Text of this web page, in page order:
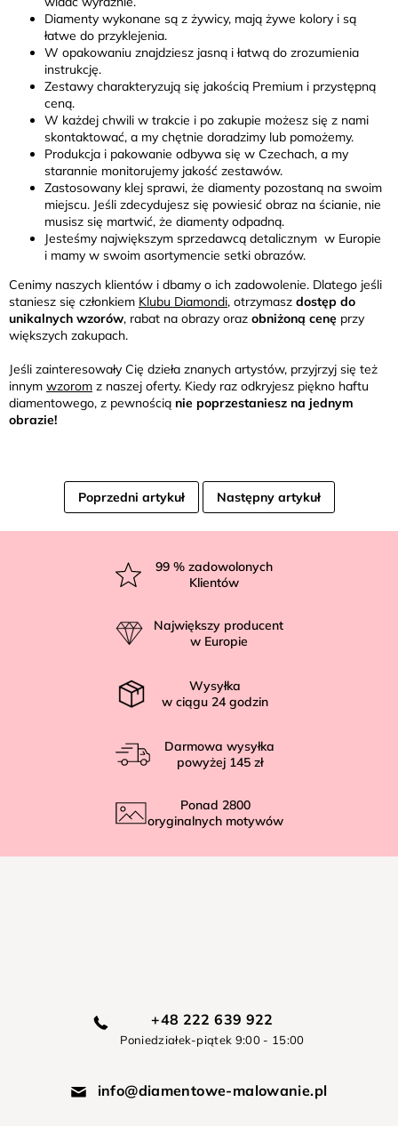
Diamenty wykonane są z żywicy, mają żywe kolory i są
łatwe do przyklejenia.
W opakowaniu znajdziesz jasną i łatwą do zrozumienia
instrukcję.
Zestawy charakteryzują się jakością Premium i przystępną
ceną.
W każdej chwili w trakcie i po zakupie możesz się z nami
skontaktować, a my chętnie doradzimy lub pomożemy.
Produkcja i pakowanie odbywa się w Czechach, a my
starannie monitorujemy jakość zestawów.
Zastosowany klej sprawi, że diamenty pozostaną na swoim
miejscu. Jeśli zdecydujesz się powiesić obraz na ścianie, nie
musisz się martwić, że diamenty odpadną.
Jesteśmy największym sprzedawcą detalicznym w Europie
i mamy w swoim asortymencie setki obrazów.
Cenimy naszych klientów i dbamy o ich zadowolenie. Dlatego jeśli
staniesz się członkiem Klubu Diamondi, otrzymasz dostęp do
unikalnych wzorów, rabat na obrazy oraz obniżoną cenę przy
większych zakupach.
Jeśli zainteresowały Cię dzieła znanych artystów, przyjrzyj się też
innym wzorom z naszej oferty. Kiedy raz odkryjesz piękno haftu
diamentowego, z pewnością nie poprzestaniesz na jednym
obrazie!
Poprzedni artykuł Następny artykuł
99 % zadowolonych
Klientów
Największy producent
w Europie
Wysyłka
w ciągu 24 godzin
Darmowa wysyłka
powyżej 145 zł
Ponad 2800
oryginalnych motywów
+48 222 639 922
Poniedziałek-piątek 9:00 - 15:00
info@diamentowe-malowanie.pl